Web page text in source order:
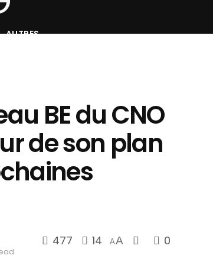
AUTRES
BE du CNO
de son plan
477 14 AA 0